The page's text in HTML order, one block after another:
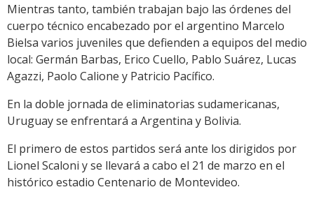
Mientras tanto, también trabajan bajo las órdenes del
cuerpo técnico encabezado por el argentino Marcelo
Bielsa varios juveniles que defienden a equipos del medio
local: Germán Barbas, Erico Cuello, Pablo Suárez, Lucas
Agazzi, Paolo Calione y Patricio Pacífico.
En la doble jornada de eliminatorias sudamericanas,
Uruguay se enfrentará a Argentina y Bolivia.
El primero de estos partidos será ante los dirigidos por
Lionel Scaloni y se llevará a cabo el 21 de marzo en el
histórico estadio Centenario de Montevideo.